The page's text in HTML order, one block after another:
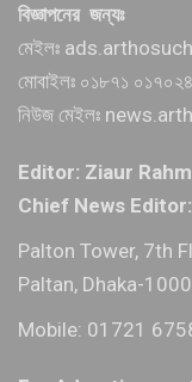
বিজ্ঞাপনের জন্যঃ
মেইলঃ
মোবাইলঃ ০১৮৭১ ০১৭০২৪
নিউজ মেইলঃ
Editor: Ziaur
Chief News
Palton Tower, 7th
Paltan, Dhaka-1000.
Mobile: 01721